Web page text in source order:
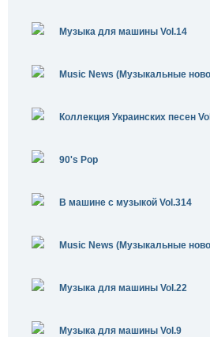
Музыка для машины Vol.14
Music News (Музыкальные
Коллекция Украинских песен
90's Pop
В машине с музыкой Vol.314
Music News (Музыкальные
Музыка для машины Vol.22
Музыка для машины Vol.9